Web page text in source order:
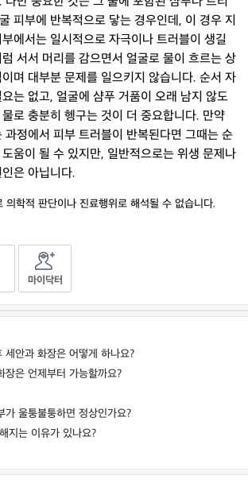
피부에 반복적으로 닿는 경우인데, 이 경우 지
에서는 일시적으로 자극이나 트러블이 생길
서서 머리를 감으면서 얼굴로 물이 흐르는 상
며 대부분 문제를 일으키지 않습니다. 순서 자
는 없고, 얼굴에 샴푸 거품이 오래 남지 않도
로 충분히 헹구는 것이 더 중요합니다. 만약
과정에서 피부 트러블이 반복된다면 그때는 순
움이 될 수 있지만, 일반적으로는 위생 문제나
은 아닙니다.
의학적 판단이나 진료행위로 해석될 수 없습니다.
마이닥터
세안과 화장은 어떻게 하나요?
장은 언제부터 가능할까요?
가 울퉁불퉁하면 정상인가요?
지는 이유가 있나요?